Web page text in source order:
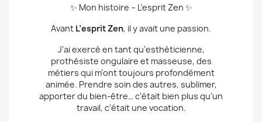
✨ Mon histoire – L’esprit Zen ✨
Avant L’esprit Zen, il y avait une passion.
J’ai exercé en tant qu’esthéticienne,
prothésiste ongulaire et masseuse, des
métiers qui m’ont toujours profondément
animée. Prendre soin des autres, sublimer,
apporter du bien-être… c’était bien plus qu’un
travail, c’était une vocation.